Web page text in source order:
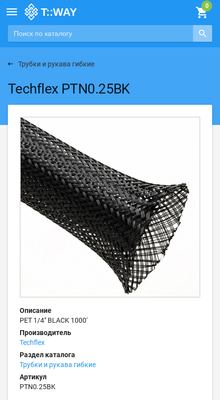

Трубки и рукава гибкие
Techflex PTN0.25BK
Описание
PET 1/4" BLACK 1000'
Производитель
Techflex
Раздел каталога
Трубки и рукава гибкие
Артикул
PTN0.25BK